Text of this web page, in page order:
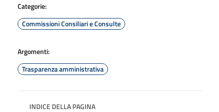
Categorie:
Commissioni Consiliari e Consulte
Argomenti:
Trasparenza amministrativa
INDICE DELLA PAGINA